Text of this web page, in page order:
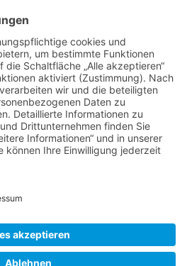
Pieschen - Plauen - Prohlis